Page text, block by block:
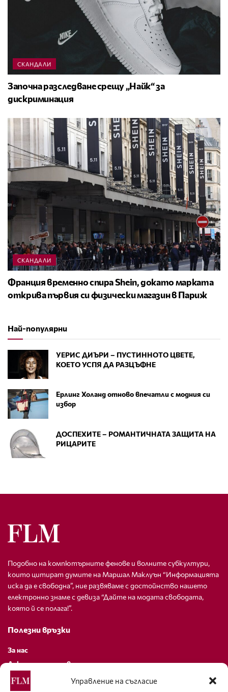
Управление на съгласие
СКАНДАЛИ
Започна разследване срещу „Найк“ за
дискриминация
СКАНДАЛИ
Франция временно спира Shein, докато марката
открива първия си физически магазин в Париж
Най-популярни
УЕРИС ДИЪРИ – ПУСТИННОТО ЦВЕТЕ,
КОЕТО УСПЯ ДА РАЗЦЪФНЕ
Ерлинг Холанд отново впечатли с модния си
избор
ДОСПЕХИТЕ – РОМАНТИЧНАТА ЗАЩИТА НА
РИЦАРИТЕ
Подобно на компютърните фенове и волните субкултури,
които цитират думите на Маршал Маклуън “Информацията
иска да е свободна”, ние развяваме с достойнство нашето
електронно знаме с девиза “Дайте на модата свободата,
която й се полага!”.
Полезни връзки
За нас
Декларация за поверителност
Политика за бисквитки